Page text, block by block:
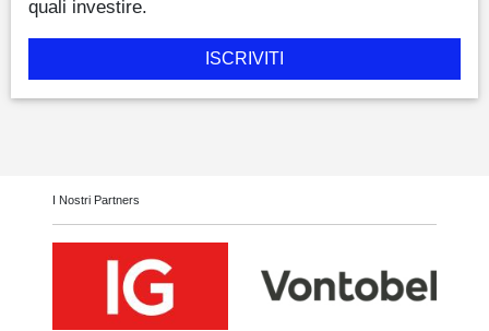
quali investire.
ISCRIVITI
I Nostri Partners